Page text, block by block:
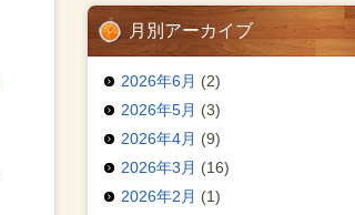
月別アーカイブ
2026年6月 (2)
2026年5月 (3)
2026年4月 (9)
2026年3月 (16)
2026年2月 (1)